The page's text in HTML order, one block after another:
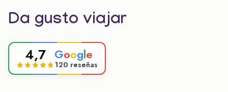
Da gusto viajar
4,7 Google
120 reseñas